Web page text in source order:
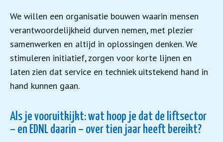
We willen een organisatie bouwen waarin mensen
verantwoordelijkheid durven nemen, met plezier
samenwerken en altijd in oplossingen denken. We
stimuleren initiatief, zorgen voor korte lijnen en
laten zien dat service en techniek uitstekend hand in
hand kunnen gaan.
Als je vooruitkijkt: wat hoop je dat de liftsector
– en EDNL daarin – over tien jaar heeft bereikt?